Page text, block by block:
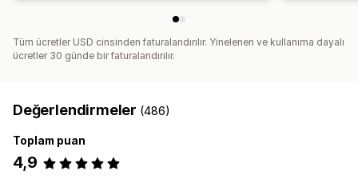
Tüm ücretler USD cinsinden faturalandırılır. Yinelenen ve kullanıma dayalı
ücretler 30 günde bir faturalandırılır.
Değerlendirmeler (486)
Toplam puan
4,9